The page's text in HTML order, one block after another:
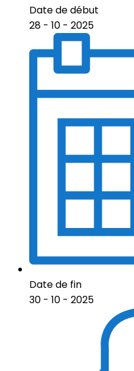
Date de début
28 - 10 - 2025
Date de fin
30 - 10 - 2025